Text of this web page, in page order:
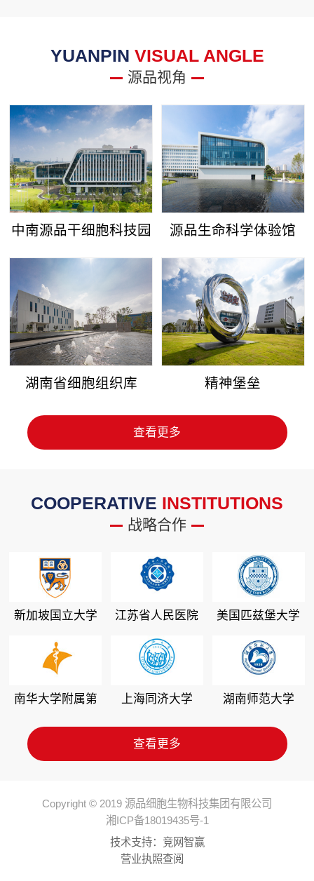
YUANPIN VISUAL ANGLE
源品视角
中南源品干细胞科技园 源品生命科学体验馆
湖南省细胞组织库 精神堡垒
查看更多
COOPERATIVE INSTITUTIONS
战略合作
新加坡国立大学 江苏省人民医院 美国匹兹堡大学
南华大学附属第
上海同济大学 湖南师范大学
查看更多
Copyright © 2019 源品细胞生物科技集团有限公司
湘ICP备18019435号-1
技术支持： 竞网智赢
营业执照查阅